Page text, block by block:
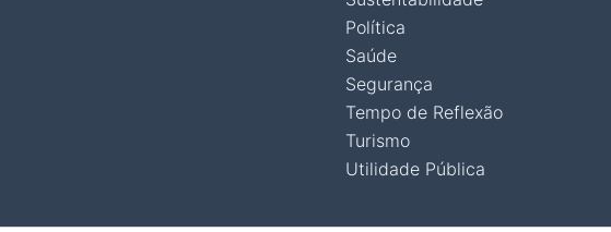
Política
Saúde
Segurança
Tempo de Reflexão
Turismo
Utilidade Pública